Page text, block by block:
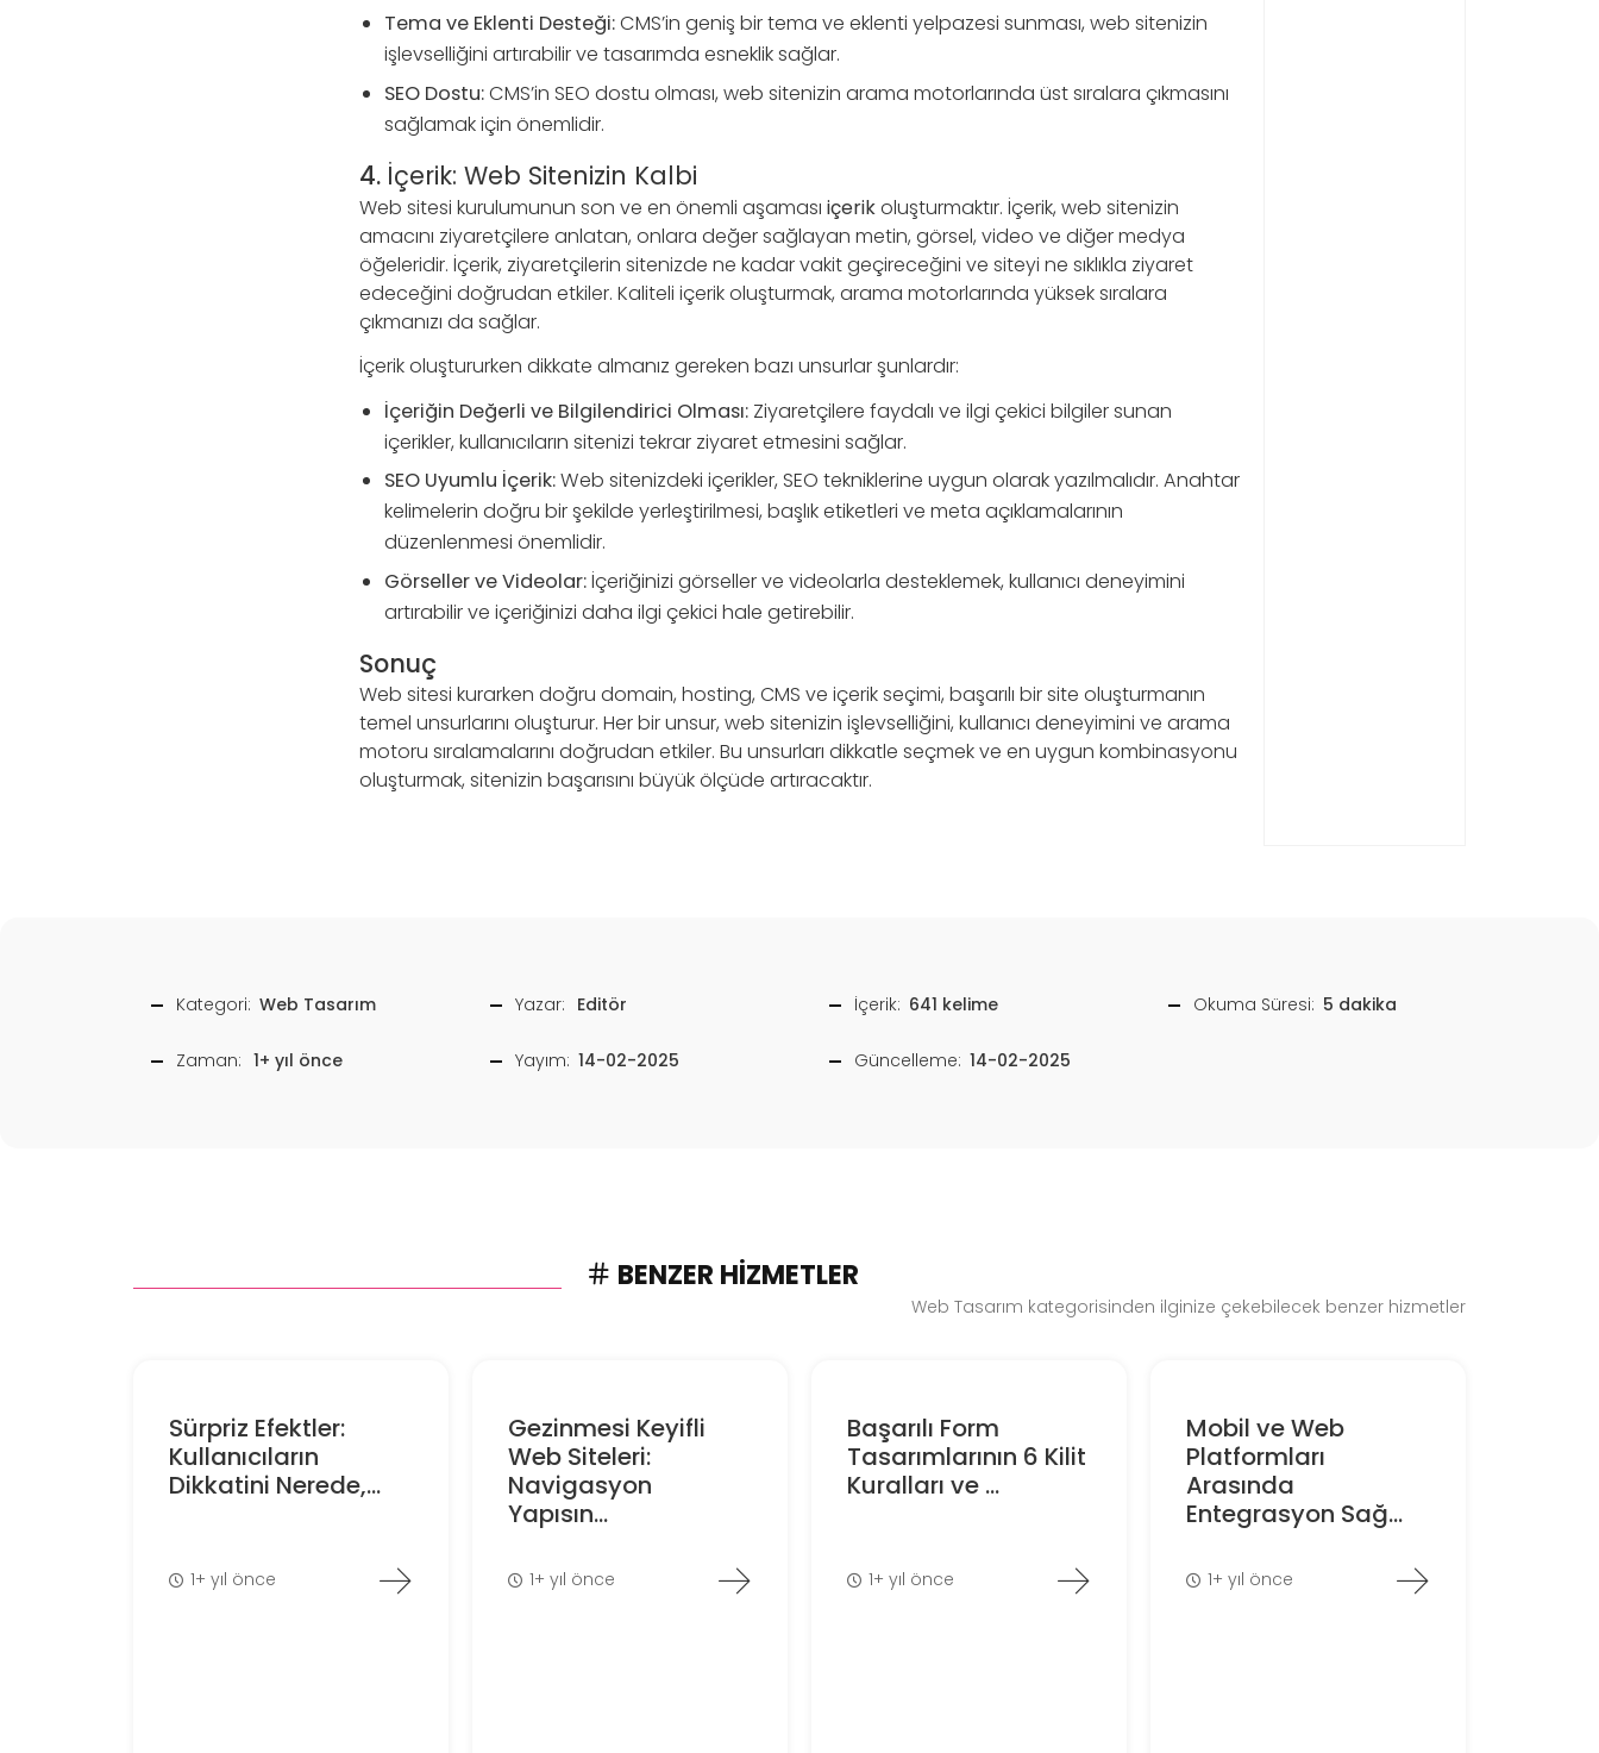
Tema ve Eklenti Desteği:CMS’in geniş bir tema ve eklenti yelpazesi sunması, web sitenizin
işlevselliğini artırabilir ve tasarımda esneklik sağlar.
SEO Dostu:CMS’in SEO dostu olması, web sitenizin arama motorlarında üst sıralara çıkmasını
sağlamak için önemlidir.
4. İçerik: Web Sitenizin Kalbi
Web sitesi kurulumunun son ve en önemli aşaması içerikoluşturmaktır. İçerik, web sitenizin
amacını ziyaretçilere anlatan, onlara değer sağlayan metin, görsel, video ve diğer medya
öğeleridir. İçerik, ziyaretçilerin sitenizde ne kadar vakit geçireceğini ve siteyi ne sıklıkla ziyaret
edeceğini doğrudan etkiler. Kaliteli içerik oluşturmak, arama motorlarında yüksek sıralara
çıkmanızı da sağlar.
İçerik oluştururken dikkate almanız gereken bazı unsurlar şunlardır:
İçeriğin Değerli ve Bilgilendirici Olması:Ziyaretçilere faydalı ve ilgi çekici bilgiler sunan
içerikler, kullanıcıların sitenizi tekrar ziyaret etmesini sağlar.
SEO Uyumlu İçerik:Web sitenizdeki içerikler, SEO tekniklerine uygun olarak yazılmalıdır. Anahtar
kelimelerin doğru bir şekilde yerleştirilmesi, başlık etiketleri ve meta açıklamalarının
düzenlenmesi önemlidir.
Görseller ve Videolar:İçeriğinizi görseller ve videolarla desteklemek, kullanıcı deneyimini
artırabilir ve içeriğinizi daha ilgi çekici hale getirebilir.
Sonuç
Web sitesi kurarken doğru domain, hosting, CMS ve içerik seçimi, başarılı bir site oluşturmanın
temel unsurlarını oluşturur. Her bir unsur, web sitenizin işlevselliğini, kullanıcı deneyimini ve arama
motoru sıralamalarını doğrudan etkiler. Bu unsurları dikkatle seçmek ve en uygun kombinasyonu
oluşturmak, sitenizin başarısını büyük ölçüde artıracaktır.
Kategori: Web Tasarım Yazar: Editör İçerik: 641 kelime Okuma Süresi: 5 dakika
Zaman: 1+ yıl önce Yayım: 14-02-2025 Güncelleme: 14-02-2025
BENZER HIZMETLER
Web Tasarım kategorisinden ilginize çekebilecek benzer hizmetler
Sürpriz Efektler:
Kullanıcıların
Dikkatini Nerede,...
1+ yıl önce
Gezinmesi Keyifli
Web Siteleri:
Navigasyon
Yapısın...
1+ yıl önce
Başarılı Form
Tasarımlarının 6 Kilit
Kuralları ve ...
1+ yıl önce
Mobil ve Web
Platformları
Arasında
Entegrasyon Sağ...
1+ yıl önce